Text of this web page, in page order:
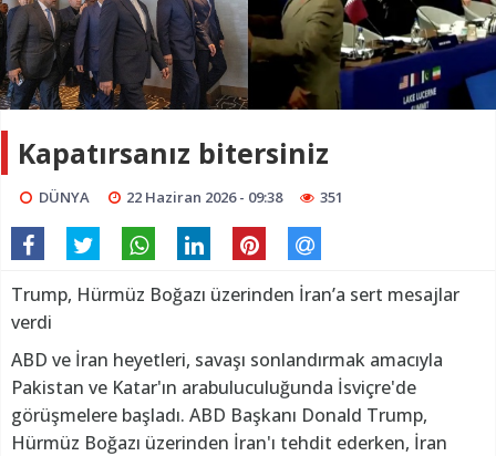
Kapatırsanız bitersiniz
DÜNYA 22 Haziran 2026 - 09:38 351
Trump, Hürmüz Boğazı üzerinden İran’a sert mesajlar
verdi
ABD ve İran heyetleri, savaşı sonlandırmak amacıyla
Pakistan ve Katar'ın arabuluculuğunda İsviçre'de
görüşmelere başladı. ABD Başkanı Donald Trump,
Hürmüz Boğazı üzerinden İran'ı tehdit ederken, İran